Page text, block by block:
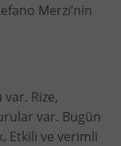
Merzi’nin
Rize,
var. Bugün
Etkili ve verimli